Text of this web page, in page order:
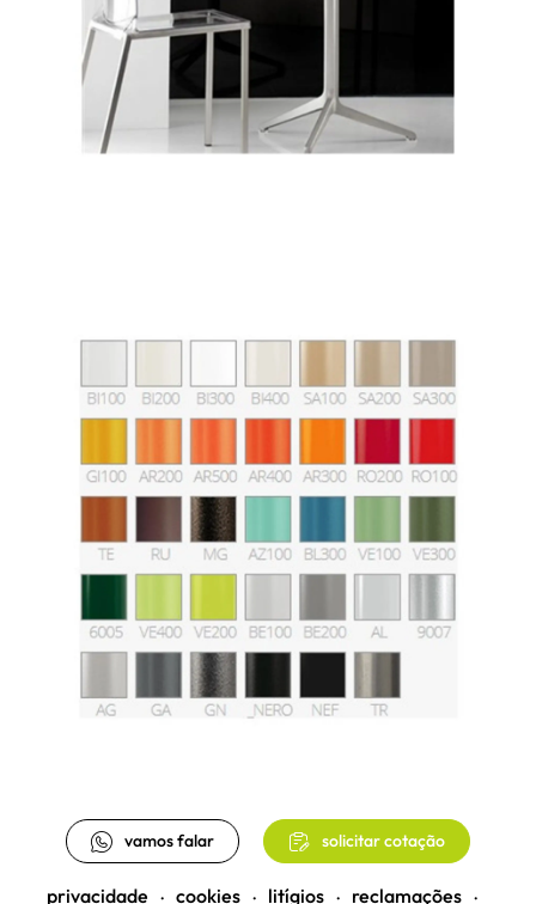
vamos falar solicitar cotação
privacidade • cookies • litígios • reclamações •